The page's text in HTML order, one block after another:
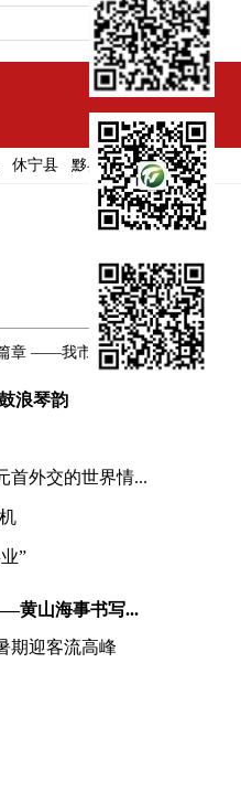
休宁县 黟县 祁门县
积极深化对德交流合作 09:08
浪琴韵
外交的世界情...
”
黄山海事书写...
期迎客流高峰